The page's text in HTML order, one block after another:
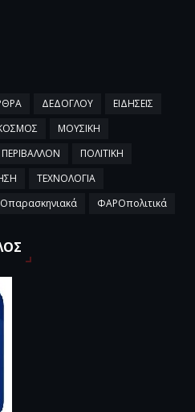
ΔΕΔΟΓΛΟΥ
ΕΙΔΗΣΕΙΣ
ΜΟΥΣΙΚΗ
ΠΕΡΙΒΑΛΛΟΝ
ΠΟΛΙΤΙΚΗ
ΤΕΧΝΟΛΟΓΙΑ
ΦΑΡΟπολιτικά